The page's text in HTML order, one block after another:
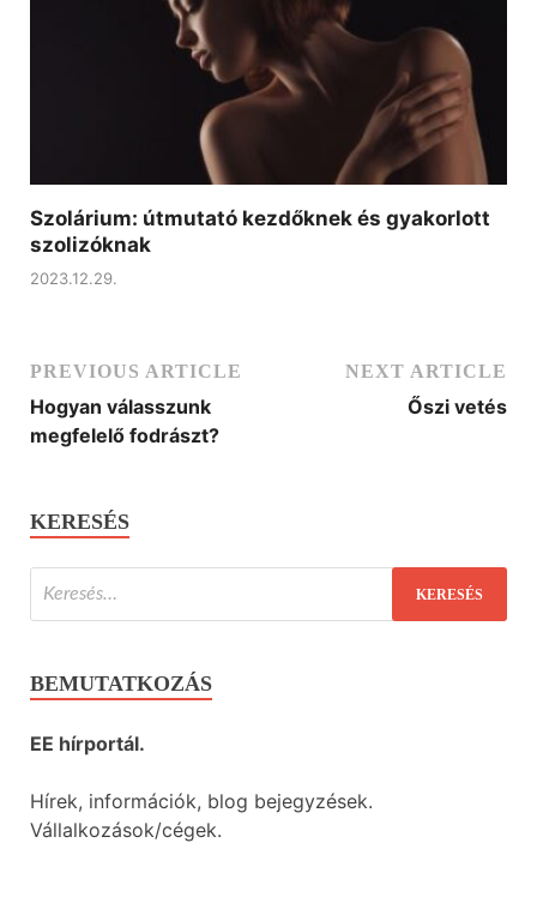
Szolárium: útmutató kezdőknek és gyakorlott
szolizóknak
2023.12.29.
PREVIOUS ARTICLE
Hogyan válasszunk
megfelelő fodrászt?
NEXT ARTICLE
Őszi vetés
KERESÉS
BEMUTATKOZÁS
EE hírportál.
Hírek, információk, blog bejegyzések.
Vállalkozások/cégek.